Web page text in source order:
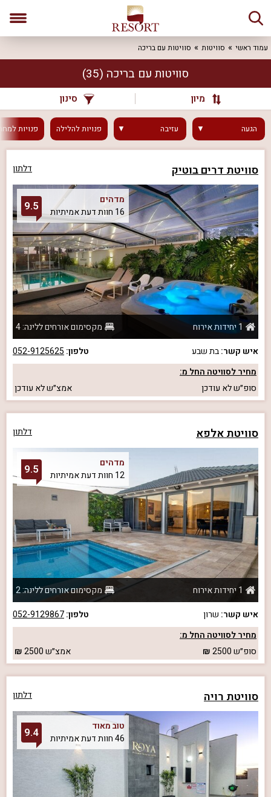
עמוד ראשי סוויטות סוויטות עם בריכה
סוויטות עם בריכה (35)
מיון סינון
הגעה עזיבה פנויותלהלילה פנויות
סוויטת דרים בוטיק דלתון
מדהים
16 חוות דעת אמיתיות
9.5
1 יחידות אירוח
מקסימום אורחים ללינה: 4
איש קשר:בת שבע טלפון: 052-9125625
מחיר לסוויטה החל מ:
סופ״שלא עודכן אמצ״שלא עודכן
סוויטת אלפא דלתון
מדהים
12 חוות דעת אמיתיות
9.5
1 יחידות אירוח
מקסימום אורחים ללינה: 2
איש קשר: שרון טלפון:052-9129867
מחיר לסוויטה החל מ:
סופ״ש2500 אמצ״ש2500
סוויטת רויה דלתון
טוב מאוד
46 חוות דעת אמיתיות
9.4